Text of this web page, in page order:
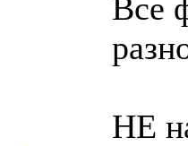
Все
НЕ